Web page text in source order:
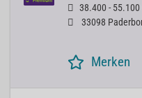
38.400 -
33098
Merken